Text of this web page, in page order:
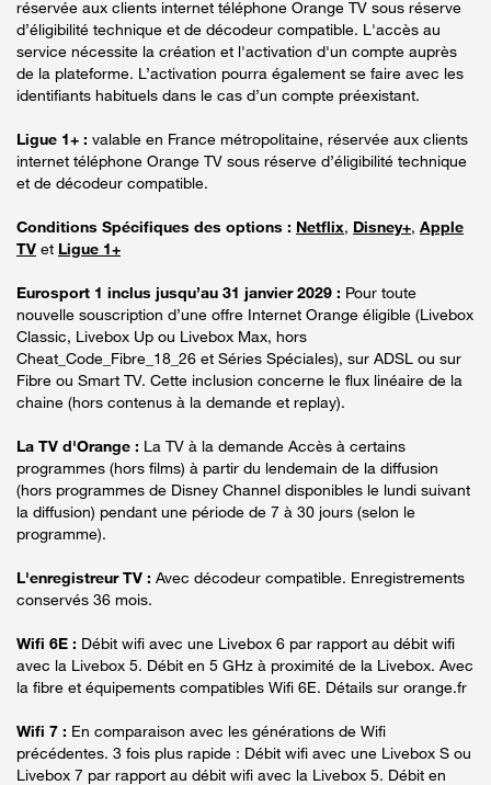
réservée aux clients internet téléphone Orange TV sous réserve
d’éligibilité technique et de décodeur compatible. L'accès au
service nécessite la création et l'activation d'un compte auprès
de la plateforme. L’activation pourra également se faire avec les
identifiants habituels dans le cas d’un compte préexistant.
Ligue 1+ : valable en France métropolitaine, réservée aux clients
internet téléphone Orange TV sous réserve d’éligibilité technique
et de décodeur compatible.
Conditions Spécifiques des options : Netflix, Disney+, Apple
TV et Ligue 1+
Eurosport 1 inclus jusqu’au 31 janvier 2029 : Pour toute
nouvelle souscription d’une offre Internet Orange éligible (Livebox
Classic, Livebox Up ou Livebox Max, hors
Cheat_Code_Fibre_18_26 et Séries Spéciales), sur ADSL ou sur
Fibre ou Smart TV. Cette inclusion concerne le flux linéaire de la
chaine (hors contenus à la demande et replay).
La TV d'Orange : La TV à la demande Accès à certains
programmes (hors films) à partir du lendemain de la diffusion
(hors programmes de Disney Channel disponibles le lundi suivant
la diffusion) pendant une période de 7 à 30 jours (selon le
programme).
L'enregistreur TV : Avec décodeur compatible. Enregistrements
conservés 36 mois.
Wifi 6E : Débit wifi avec une Livebox 6 par rapport au débit wifi
avec la Livebox 5. Débit en 5 GHz à proximité de la Livebox. Avec
la fibre et équipements compatibles Wifi 6E. Détails sur orange.fr
Wifi 7 : En comparaison avec les générations de Wifi
précédentes. 3 fois plus rapide : Débit wifi avec une Livebox S ou
Livebox 7 par rapport au débit wifi avec la Livebox 5. Débit en